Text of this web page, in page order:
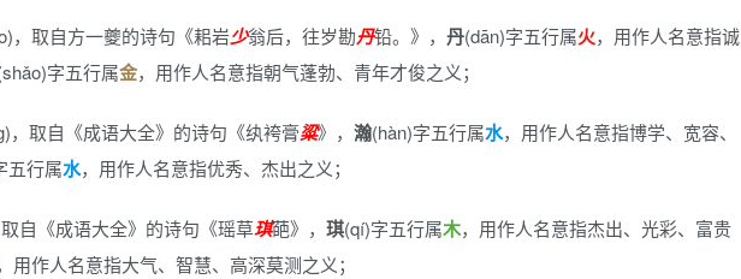
取自方一夔的诗句《耜岩少翁后，往岁勘丹铅。》 ， 丹(dān)字五行属火，用作人名意指诚
字五行属金，用作人名意指朝气蓬勃、青年才俊之义；
取自《成语大全》的诗句《纨袴膏粱》 ， 瀚(hàn)字五行属水，用作人名意指博学、宽容、
五行属水，用作人名意指优秀、杰出之义；
取自《成语大全》的诗句《瑶草琪葩》 ， 琪(qí)字五行属木，用作人名意指杰出、光彩、富贵
用作人名意指大气、智慧、高深莫测之义；